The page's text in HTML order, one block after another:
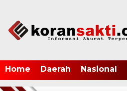
Home Daerah Nasional